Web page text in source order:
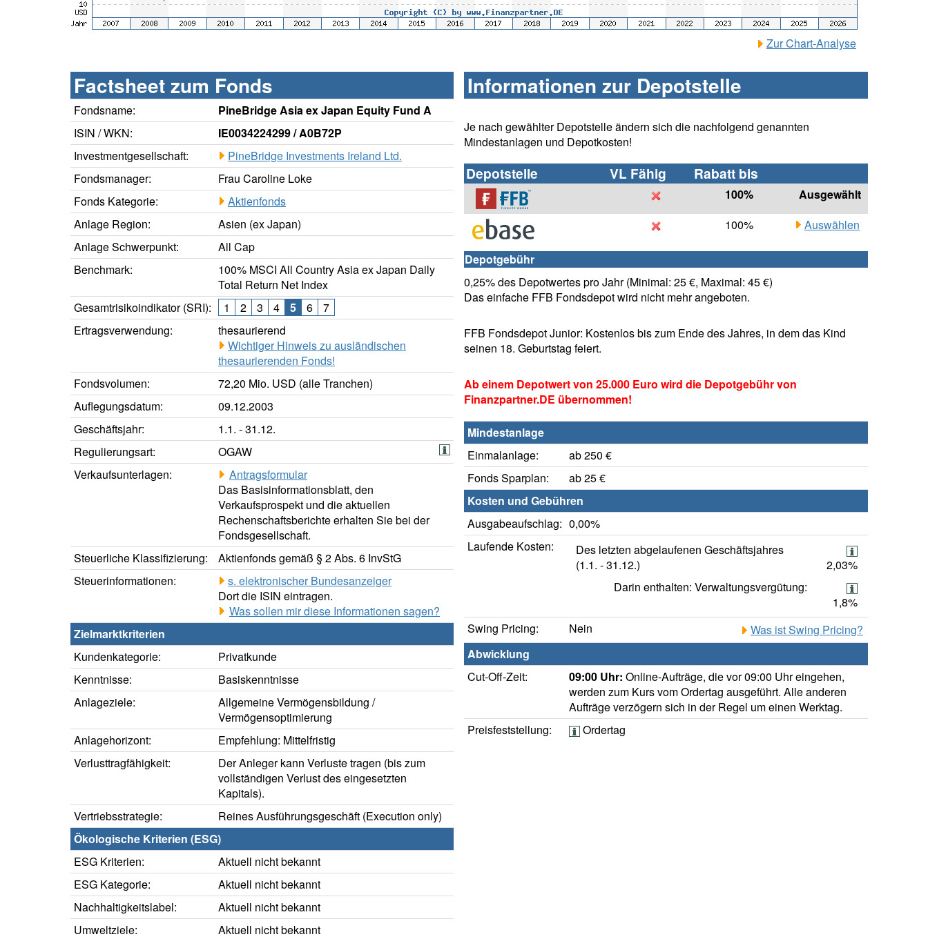
Zur Chart-Analyse
Factsheet zum Fonds
Fondsname:
PineBridge Asia ex Japan Equity Fund A
ISIN / WKN:
IE0034224299 / A0B72P
Investmentgesellschaft:
PineBridge Investments Ireland Ltd.
Fondsmanager:
Frau Caroline Loke
Fonds Kategorie:
Aktienfonds
Anlage Region:
Asien (ex Japan)
Anlage Schwerpunkt:
All Cap
Benchmark:
100% MSCI All Country Asia ex Japan Daily
Total Return Net Index
Gesamtrisikoindikator (SRI):
1 2 3 4 5 6
7
Ertragsverwendung:
thesaurierend
Wichtiger Hinweis zu ausländischen
thesaurierenden Fonds!
Fondsvolumen:
72,20 Mio. USD (alle Tranchen)
Auflegungsdatum:
09.12.2003
Geschäftsjahr:
1.1. - 31.12.
Regulierungsart:
OGAW
Verkaufsunterlagen:
Antragsformular
Das Basisinformationsblatt, den
Verkaufsprospekt und die aktuellen
Rechenschaftsberichte erhalten Sie bei der
Fondsgesellschaft.
Steuerliche Klassifizierung:
Aktienfonds gemäß § 2 Abs. 6 InvStG
Steuerinformationen:
s. elektronischer Bundesanzeiger
Dort die ISIN eintragen.
Was sollen mir diese Informationen sagen?
Zielmarktkriterien
Kundenkategorie:
Privatkunde
Kenntnisse:
Basiskenntnisse
Anlageziele:
Allgemeine Vermögensbildung /
Vermögensoptimierung
Anlagehorizont:
Empfehlung: Mittelfristig
Verlusttragfähigkeit:
Der Anleger kann Verluste tragen (bis zum
vollständigen Verlust des eingesetzten
Kapitals).
Vertriebsstrategie:
Reines Ausführungsgeschäft (Execution only)
Ökologische Kriterien (ESG)
ESG Kriterien:
Aktuell nicht bekannt
ESG Kategorie:
Aktuell nicht bekannt
Nachhaltigkeitslabel:
Aktuell nicht bekannt
Umweltziele:
Aktuell nicht bekannt
Informationen zur Depotstelle
Je nach gewählter Depotstelle ändern sich die nachfolgend genannten
Mindestanlagen und Depotkosten!
Depotstelle VL Fähig Rabatt bis
100%
Ausgewählt
100%
Auswählen
Depotgebühr
0,25% des Depotwertes pro Jahr (Minimal: 25 €, Maximal: 45 €)
Das einfache FFB Fondsdepot wird nicht mehr angeboten.
FFB Fondsdepot Junior: Kostenlos bis zum Ende des Jahres, in dem das Kind
seinen 18. Geburtstag feiert.
Ab einem Depotwert von 25.000 Euro wird die Depotgebühr von
Finanzpartner.DE übernommen!
Mindestanlage
Einmalanlage:
ab 250 €
Fonds Sparplan:
ab 25 €
Kosten und Gebühren
Ausgabeaufschlag: 0,00%
Laufende Kosten:
Des letzten abgelaufenen Geschäftsjahres
(1.1. - 31.12.)
2,03%
Darin enthalten: Verwaltungsvergütung:
1,8%
Swing Pricing:
Nein
Was ist Swing Pricing?
Abwicklung
Cut-Off-Zeit:
09:00 Uhr: Online-Aufträge, die vor 09:00 Uhr eingehen,
werden zum Kurs vom Ordertag ausgeführt. Alle anderen
Aufträge verzögern sich in der Regel um einen Werktag.
Preisfeststellung:
Ordertag